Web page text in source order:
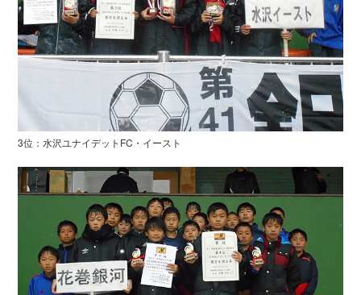
3位：水沢ユナイデットFC・イースト